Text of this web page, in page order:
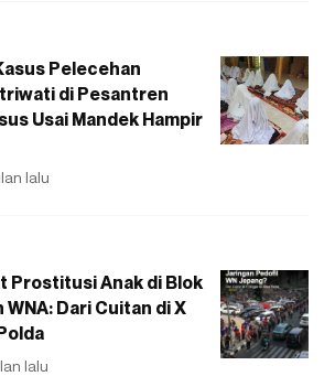
Pelecehan
di Pesantren
Usai Mandek Hampir
lalu
Prostitusi Anak di Blok
WNA: Dari Cuitan di X
lalu